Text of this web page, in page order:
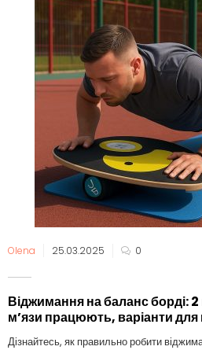
Olena 25.03.2025 0
Віджимання на баланс борді: 2
м’язи працюють, варіанти для
Дізнайтесь, як правильно робити